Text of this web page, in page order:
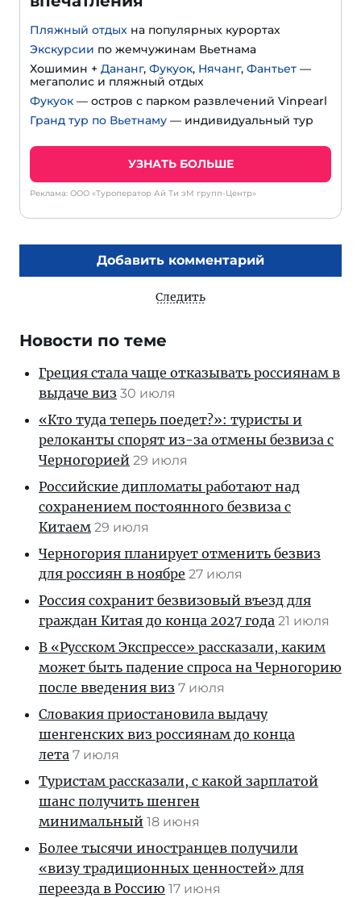
Пляжный отдых на популярных курортах
Экскурсии по жемчужинам Вьетнама
Хошимин + Дананг, Фукуок, Нячанг, Фантьет —
мегаполис и пляжный отдых
Фукуок — остров с парком развлечений Vinpearl
Гранд тур по Вьетнаму — индивидуальный тур
УЗНАТЬ БОЛЬШЕ
Реклама: ООО «Туроператор Ай Ти эМ групп-Центр»
Добавить комментарий
Следить
Новости по теме
Греция стала чаще отказывать россиянам в
выдаче виз 30 июля
«Кто туда теперь поедет?»: туристы и
релоканты спорят из-за отмены безвиза с
Черногорией 29 июля
Российские дипломаты работают над
сохранением постоянного безвиза с
Китаем 29 июля
Черногория планирует отменить безвиз
для россиян в ноябре 27 июля
Россия сохранит безвизовый въезд для
граждан Китая до конца 2027 года 21 июля
В «Русском Экспрессе» рассказали, каким
может быть падение спроса на Черногорию
после введения виз 7 июля
Словакия приостановила выдачу
шенгенских виз россиянам до конца
лета 7 июля
Туристам рассказали, с какой зарплатой
шанс получить шенген
минимальный 18 июня
Более тысячи иностранцев получили
«визу традиционных ценностей» для
переезда в Россию 17 июня